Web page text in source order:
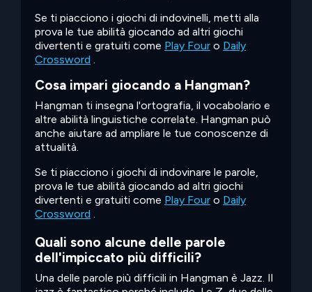
Se ti piacciono i giochi di indovinelli, metti alla
prova le tue abilità giocando ad altri giochi
divertenti e gratuiti come Play Four o Daily
Crossword .
Cosa impari giocando a Hangman?
Hangman ti insegna l'ortografia, il vocabolario e
altre abilità linguistiche correlate. Hangman può
anche aiutare ad ampliare le tue conoscenze di
attualità.
Se ti piacciono i giochi di indovinare le parole,
prova le tue abilità giocando ad altri giochi
divertenti e gratuiti come Play Four o Daily
Crossword .
Quali sono alcune delle parole
dell'impiccato più difficili?
Una delle parole più difficili in Hangman è Jazz. Il